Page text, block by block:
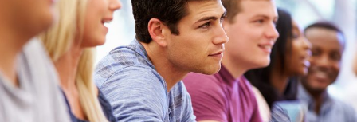
Free Tuition From Prof. Smith